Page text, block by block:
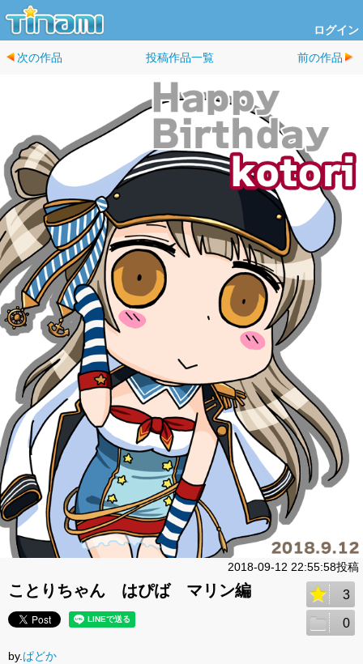
ログイン
次の作品 投稿作品一覧 前の作品
2018-09-12 22:55:58投稿
ことりちゃん はぴば マリン編 3
0
by.ぱどか